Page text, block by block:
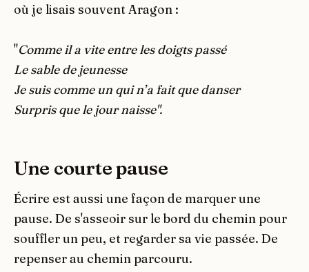
où je lisais souvent Aragon :
"Comme il a vite entre les doigts passé
Le sable de jeunesse
Je suis comme un qui n’a fait que danser
Surpris que le jour naisse".
Une courte pause
Écrire est aussi une façon de marquer une
pause. De s'asseoir sur le bord du chemin pour
souffler un peu, et regarder sa vie passée. De
repenser au chemin parcouru.